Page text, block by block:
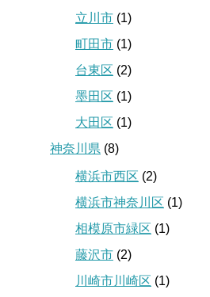
立川市 (1)
町田市 (1)
台東区 (2)
墨田区 (1)
大田区 (1)
神奈川県 (8)
横浜市西区 (2)
横浜市神奈川区 (1)
相模原市緑区 (1)
藤沢市 (2)
川崎市川崎区 (1)